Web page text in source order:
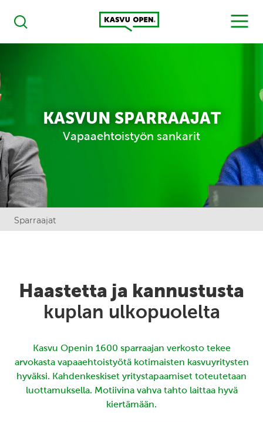
Haku
Kasvu Open
MENU
KASVUN SPARRAAJAT
Vapaaehtoistyön sankarit
Sparraajat
Haastetta ja kannustusta
kuplan ulkopuolelta
Kasvu Openin 1600 sparraajan verkosto tekee
arvokasta vapaaehtoistyötä kotimaisten kasvuyritysten
hyväksi. Kahdenkeskiset yritystapaamiset toteutetaan
luottamuksella. Motiivina vahva tahto laittaa hyvä
kiertämään.